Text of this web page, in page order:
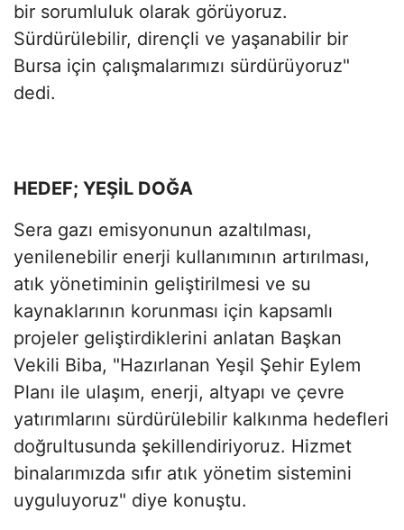
bir sorumluluk olarak görüyoruz.
Sürdürülebilir, dirençli ve yaşanabilir bir
Bursa için çalışmalarımızı sürdürüyoruz"
dedi.
HEDEF; YEŞİL DOĞA
Sera gazı emisyonunun azaltılması,
yenilenebilir enerji kullanımının artırılması,
atık yönetiminin geliştirilmesi ve su
kaynaklarının korunması için kapsamlı
projeler geliştirdiklerini anlatan Başkan
Vekili Biba, "Hazırlanan Yeşil Şehir Eylem
Planı ile ulaşım, enerji, altyapı ve çevre
yatırımlarını sürdürülebilir kalkınma hedefleri
doğrultusunda şekillendiriyoruz. Hizmet
binalarımızda sıfır atık yönetim sistemini
uyguluyoruz" diye konuştu.